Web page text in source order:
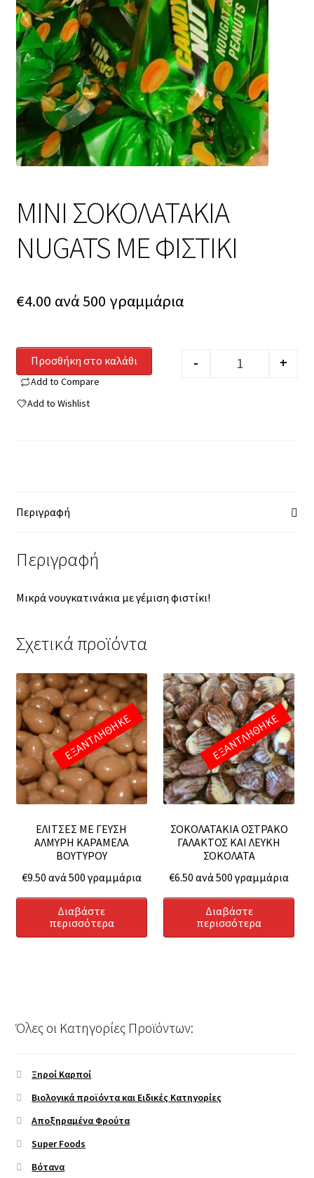
ΜΙΝΙ ΣΟΚΟΛΑΤΑΚΙΑ
NUGATS ΜΕ ΦΙΣΤΙΚΙ
€4.00 ανά 500 γραμμάρια
Quantity
- +
Προσθήκη στο καλάθι
Add to Compare
Add to Wishlist
Περιγραφή
Περιγραφή
Μικρά νουγκατινάκια με γέμιση φιστίκι!
Σχετικά προϊόντα
ΕΛΙΤΣΕΣ ΜΕ ΓΕΥΣΗ
ΑΛΜΥΡΗ ΚΑΡΑΜΕΛΑ
ΒΟΥΤΥΡΟΥ
€9.50 ανά 500 γραμμάρια
Διαβάστε
περισσότερα
ΕΞΑΝΤΛΗΘΗΚΕ
ΣΟΚΟΛΑΤΑΚΙΑ ΟΣΤΡΑΚΟ
ΓΑΛΑΚΤΟΣ ΚΑΙ ΛΕΥΚΗ
ΣΟΚΟΛΑΤΑ
€6.50 ανά 500 γραμμάρια
Διαβάστε
περισσότερα
ΕΞΑΝΤΛΗΘΗΚΕ
Όλες οι Κατηγορίες Προϊόντων:
Ξηροί Καρποί
Βιολογικά προϊόντα και Ειδικές Κατηγορίες
Αποξηραμένα Φρούτα
Super Foods
Βότανα